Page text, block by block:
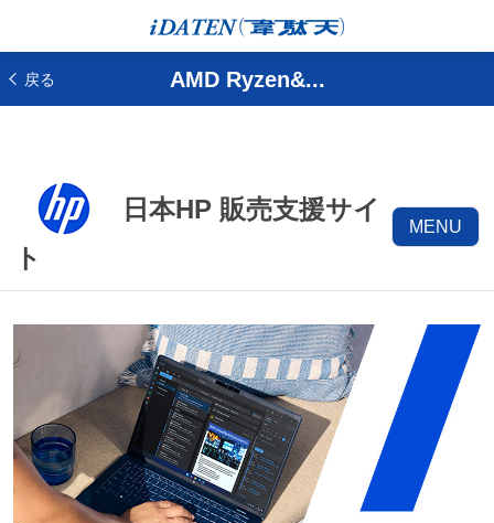
戻る AMD Ryzen&...
日本HP 販売支援サイ
ト
MENU